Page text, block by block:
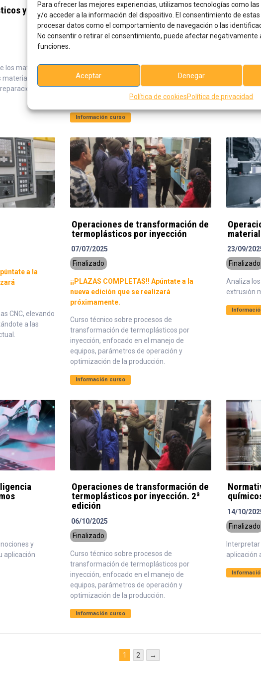
Para ofrecer las mejores experiencias, utilizamos tecnologías como
y/o acceder a la información del dispositivo. El consentimiento de
procesar datos como el comportamiento de navegación o las
No consentir o retirar el consentimiento, puede afectar negativamente
funciones.
Aceptar Denegar
Política de cookiesPolítica de privacidad
y su uso
los materiales
primas
de
Defectos en piezas de plástico
inyectadas
19/10/2023
¿Quieres conocer los principales defectos en
piezas inyectadas? Consigue los
conocimientos para saber las posibles
causas y sus soluciones.
Información curso
el
31/10/
por
a la
CNC, elevando
a las
Operaciones de transformación de
termoplásticos por inyección
07/07/2025
Finalizado
¡¡PLAZAS COMPLETAS!! Apúntate a la
nueva edición que se realizará
próximamente.
Curso técnico sobre procesos de
transformación de termoplásticos por
inyección, enfocado en el manejo de
equipos, parámetros de operación y
optimización de la producción.
Información curso
23/09/
Finalizado
Analiza
extrusión
y
aplicación
Operaciones de transformación de
termoplásticos por inyección. 2ª
edición
06/10/2025
Finalizado
Curso técnico sobre procesos de
transformación de termoplásticos por
inyección, enfocado en el manejo de
equipos, parámetros de operación y
optimización de la producción.
Información curso
14/10/
Finalizado
Interpretar
aplicación
1 2 →